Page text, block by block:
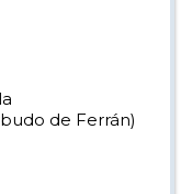
de Ferrán)